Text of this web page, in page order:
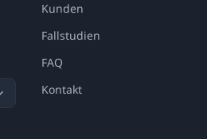
Kunden
Fallstudien
FAQ
Kontakt